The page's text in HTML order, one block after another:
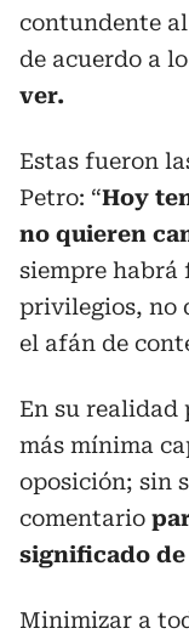
contundente
de acuerdo a
ver.
Estas fueron
Petro: “Hoy
no quieren
siempre habrá
privilegios, no
el afán de
En su realidad
más mínima
oposición; sin
comentario
significado de
Minimizar a